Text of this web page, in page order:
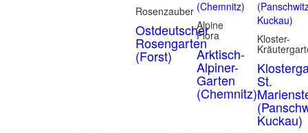
Rosenzauber
Ostdeutscher
Rosengarten
(Forst)
Alpine
Flora
Arktisch-
Alpiner-
Garten
(Chemnitz)
Kloster-
St.
Kuckau)